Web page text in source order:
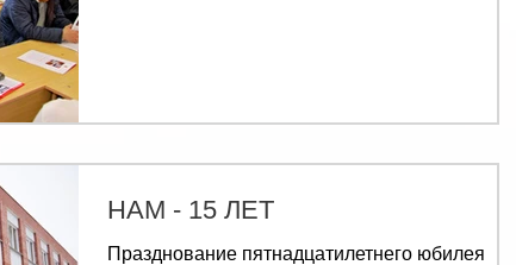
НАМ - 15 ЛЕТ
Празднование пятнадцатилетнего юбилея